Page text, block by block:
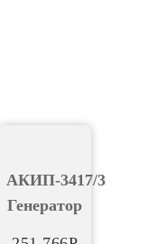
АКИП-3417/3
Генератор